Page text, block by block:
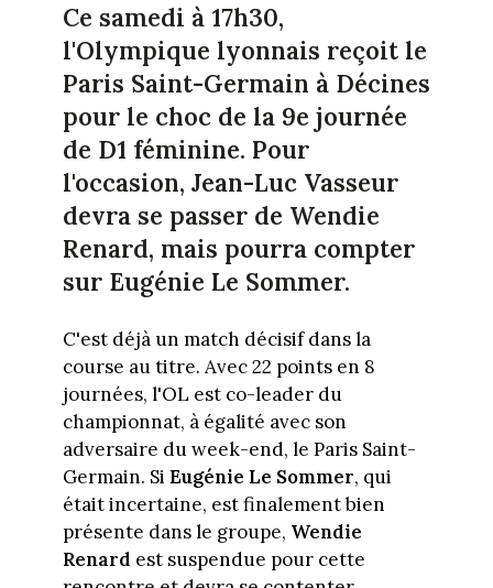
Ce samedi à 17h30,
l'Olympique lyonnais reçoit le
Paris Saint-Germain à Décines
pour le choc de la 9e journée
de D1 féminine. Pour
l'occasion, Jean-Luc Vasseur
devra se passer de Wendie
Renard, mais pourra compter
sur Eugénie Le Sommer.
C'est déjà un match décisif dans la
course au titre. Avec 22 points en 8
journées, l'OL est co-leader du
championnat, à égalité avec son
adversaire du week-end, le Paris Saint-
Germain. Si Eugénie Le Sommer, qui
était incertaine, est finalement bien
présente dans le groupe, Wendie
Renard est suspendue pour cette